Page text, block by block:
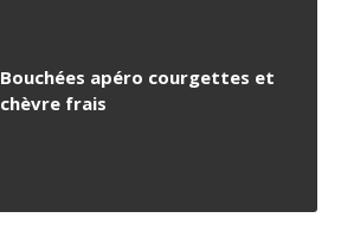
Bouchées apéro courgettes et
chèvre frais